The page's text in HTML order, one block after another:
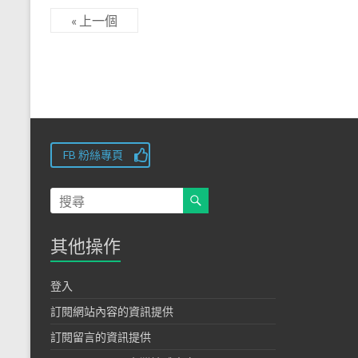
« 上一個
FB 粉絲專頁
其他操作
登入
訂閱網站內容的資訊提供
訂閱留言的資訊提供